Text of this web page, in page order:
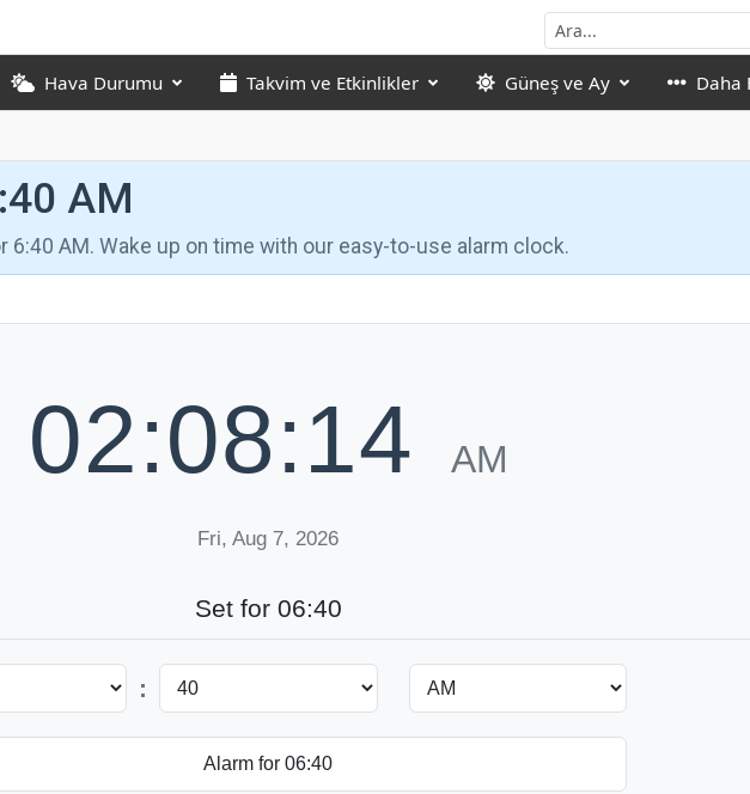
Hava Durumu Takvim ve Etkinlikler Güneş ve Ay Daha
AM
6:40 AM. Wake up on time with our easy-to-use alarm clock.
02:08:15 AM
Fri, Aug 7, 2026
Set for 06:40
: